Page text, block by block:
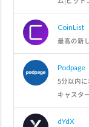
CoinList
最高の新
Podpage
5分以内
キャスタ
dYdX